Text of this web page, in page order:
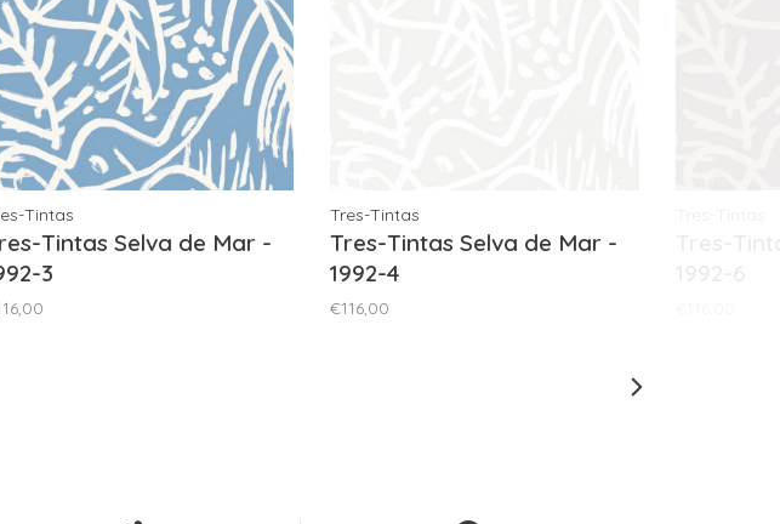
Tintas
Tintas Selva de Mar -
3
Tres-Tintas
Tres-Tintas Selva de Mar -
1992-4
€116,00